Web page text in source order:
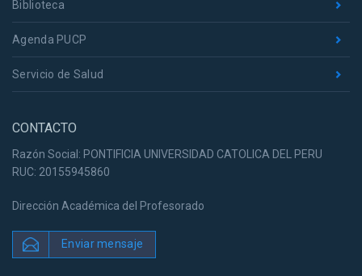
Biblioteca
Agenda PUCP
Servicio de Salud
CONTACTO
Razón Social: PONTIFICIA UNIVERSIDAD CATOLICA DEL PERU
RUC: 20155945860
Dirección Académica del Profesorado
Enviar mensaje